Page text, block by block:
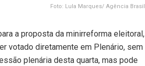
Foto: Lula Marques/ Agência Brasil
a proposta da minirreforma eleitoral,
votado diretamente em Plenário, sem
plenária desta quarta, mas pode